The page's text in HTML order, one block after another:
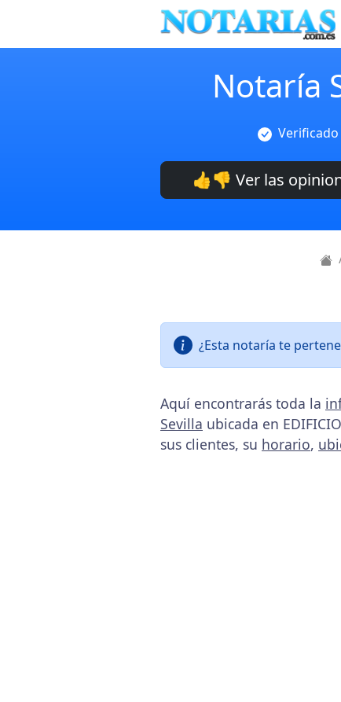
Notaría
Verificado
👍👎 Ver las
¿Esta notaría te
Aquí encontrarás toda la
Sevilla ubicada en
sus clientes, su horario,